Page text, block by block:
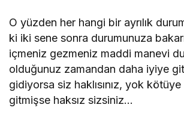
O yüzden her hangi bir ayrılık
ki iki sene sonra durumunuza
içmeniz gezmeniz maddi manevi
olduğunuz zamandan daha iyiye
gidiyorsa siz haklısınız, yok
gitmişse haksız sizsiniz…